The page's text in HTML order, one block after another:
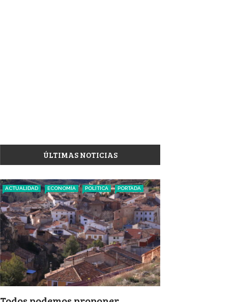
ÚLTIMAS NOTICIAS
ACTUALIDAD ECONOMÍA POLÍTICA PORTADA